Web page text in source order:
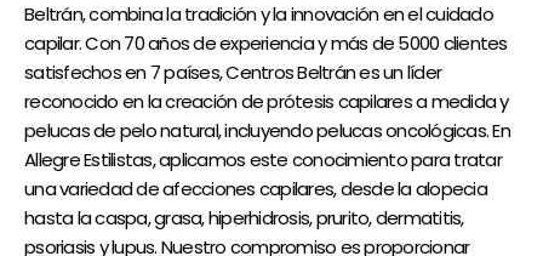
Beltrán, combina la tradición y la innovación en el cuidado
capilar. Con 70 años de experiencia y más de 5000 clientes
satisfechos en 7 países, Centros Beltrán es un líder
reconocido en la creación de prótesis capilares a medida y
pelucas de pelo natural, incluyendo pelucas oncológicas. En
Allegre Estilistas, aplicamos este conocimiento para tratar
una variedad de afecciones capilares, desde la alopecia
hasta la caspa, grasa, hiperhidrosis, prurito, dermatitis,
psoriasis y lupus. Nuestro compromiso es proporcionar